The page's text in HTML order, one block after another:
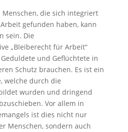
Menschen, die sich integriert
gefunden haben, kann
sein. Die
„Bleiberecht für Arbeit“
und Geflüchtete in
Schutz brauchen. Es ist ein
welche durch die
wurden und dringend
Vor allem in
ist dies nicht nur
Menschen, sondern auch